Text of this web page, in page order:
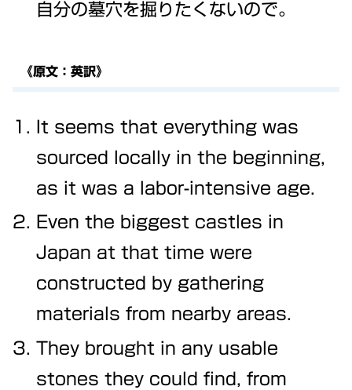
自分の墓穴を掘りたくないので。
《原文：英訳》
It seems that everything was
sourced locally in the beginning,
as it was a labor-intensive age.
Even the biggest castles in
Japan at that time were
constructed by gathering
materials from nearby areas.
They brought in any usable
stones they could find, from